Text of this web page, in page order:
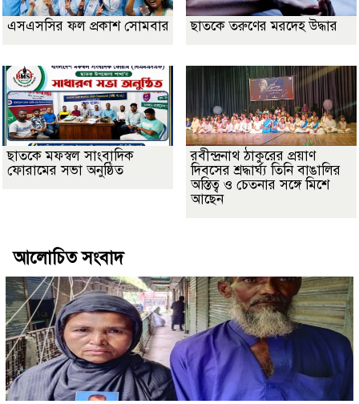
এসএসসির ফল প্রকাশ সোমবার ছাতকে তরুণের মরদেহ উদ্ধার
ছাতকে মফস্বল সাংবাদিক
ফোরামের সভা অনুষ্ঠিত
রবীন্দ্রনাথ ঠাকুরের প্রয়াণ
দিবসের শ্রদ্ধার্ঘ্য তিনি বাঙালির
অস্তিত্ব ও চেতনার সঙ্গে মিশে
আছেন
আলোচিত সংবাদ